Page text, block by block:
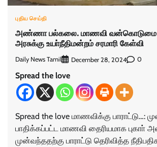
புதிய செய்தி
அண்ணா பல்கலை. மாணவி வன்கொடுமை
அரசுக்கு உயா்நீதிமன்றம் சரமாரி கேள்வி
Daily News Tamil December 28, 2024 0
Spread the love
Spread the love மாணவிக்கு பாராட்டு…:
பாதிக்கப்பட்ட மாணவி தைரியமாக புகாா்
முன்வந்ததற்கு பாராட்டு தெரிவித்த